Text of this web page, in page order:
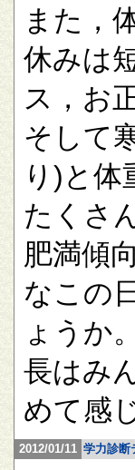
また，
休みは
ス，お
そして
り)と
たくさ
肥満傾
なこの
ょうか
長はみ
めて感
2012/01/11 学力診断